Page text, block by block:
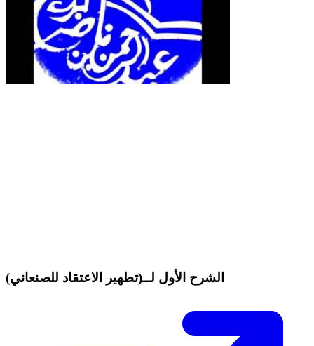
الشرح الأول لــ(تطهير الاعتقاد للصنعاني)